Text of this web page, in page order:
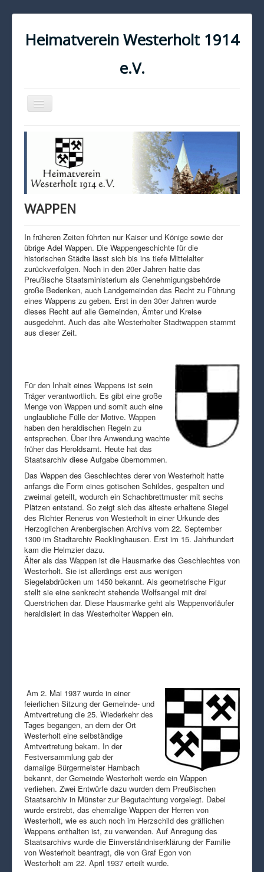
Heimatverein Westerholt 1914
e.V.
Navigation
an/aus
KONTAKT
IMPRESSUM
DATENSCHUTZ
WAPPEN
In früheren Zeiten führten nur Kaiser und Könige sowie der
übrige Adel Wappen. Die Wappengeschichte für die
historischen Städte lässt sich bis ins tiefe Mittelalter
zurückverfolgen. Noch in den 20er Jahren hatte das
Preußische Staatsministerium als Genehmigungsbehörde
große Bedenken, auch Landgemeinden das Recht zu Führung
eines Wappens zu geben. Erst in den 30er Jahren wurde
dieses Recht auf alle Gemeinden, Ämter und Kreise
ausgedehnt. Auch das alte Westerholter Stadtwappen stammt
aus dieser Zeit.
Für den Inhalt eines Wappens ist sein
Träger verantwortlich. Es gibt eine große
Menge von Wappen und somit auch eine
unglaubliche Fülle der Motive. Wappen
haben den heraldischen Regeln zu
entsprechen. Über ihre Anwendung wachte
früher das Heroldsamt. Heute hat das
Staatsarchiv diese Aufgabe übernommen.
Das Wappen des Geschlechtes derer von Westerholt hatte
anfangs die Form eines gotischen Schildes, gespalten und
zweimal geteilt, wodurch ein Schachbrettmuster mit sechs
Plätzen entstand. So zeigt sich das älteste erhaltene Siegel
des Richter Renerus von Westerholt in einer Urkunde des
Herzoglichen Arenbergischen Archivs vom 22. September
1300 im Stadtarchiv Recklinghausen. Erst im 15. Jahrhundert
kam die Helmzier dazu.
Älter als das Wappen ist die Hausmarke des Geschlechtes von
Westerholt. Sie ist allerdings erst aus wenigen
Siegelabdrücken um 1450 bekannt. Als geometrische Figur
stellt sie eine senkrecht stehende Wolfsangel mit drei
Querstrichen dar. Diese Hausmarke geht als Wappenvorläufer
heraldisiert in das Westerholter Wappen ein.
Am 2. Mai 1937 wurde in einer
feierlichen Sitzung der Gemeinde- und
Amtvertretung die 25. Wiederkehr des
Tages begangen, an dem der Ort
Westerholt eine selbständige
Amtvertretung bekam. In der
Festversammlung gab der
damalige Bürgermeister Hambach
bekannt, der Gemeinde Westerholt werde ein Wappen
verliehen. Zwei Entwürfe dazu wurden dem Preußischen
Staatsarchiv in Münster zur Begutachtung vorgelegt. Dabei
wurde erstrebt, das ehemalige Wappen der Herren von
Westerholt, wie es auch noch im Herzschild des gräflichen
Wappens enthalten ist, zu verwenden. Auf Anregung des
Staatsarchivs wurde die Einverständniserklärung der Familie
von Westerholt beantragt, die von Graf Egon von
Westerholt am 22. April 1937 erteilt wurde.